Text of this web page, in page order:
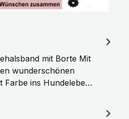
mit Borte Mit
wunderschönen
Farbe ins Hundelebe…